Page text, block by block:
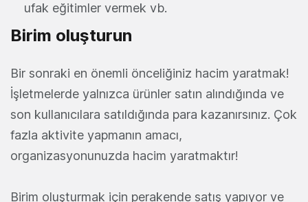
ufak eğitimler vermek vb.
Birim oluşturun
Bir sonraki en önemli önceliğiniz hacim yaratmak!
İşletmelerde yalnızca ürünler satın alındığında ve
son kullanıcılara satıldığında para kazanırsınız. Çok
fazla aktivite yapmanın amacı,
organizasyonunuzda hacim yaratmaktır!
Birim oluşturmak için perakende satış yapıyor ve